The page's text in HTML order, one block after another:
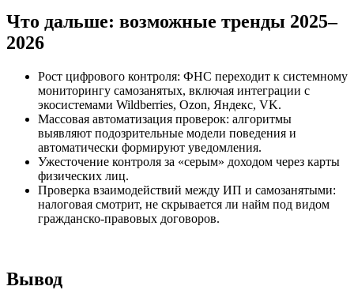
Что дальше: возможные тренды 2025–
2026
Рост цифрового контроля: ФНС переходит к системному
мониторингу самозанятых, включая интеграции с
экосистемами Wildberries, Ozon, Яндекс, VK.
Массовая автоматизация проверок: алгоритмы
выявляют подозрительные модели поведения и
автоматически формируют уведомления.
Ужесточение контроля за «серым» доходом через карты
физических лиц.
Проверка взаимодействий между ИП и самозанятыми:
налоговая смотрит, не скрывается ли найм под видом
гражданско-правовых договоров.
Вывод